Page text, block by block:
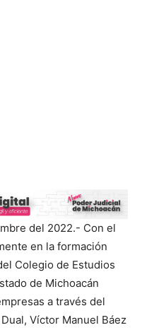
del 2022.- Con el
en la formación
Colegio de Estudios
de Michoacán
a través del
Víctor Manuel Báez